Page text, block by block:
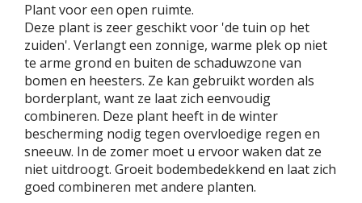
Plant voor een open ruimte.
Deze plant is zeer geschikt voor 'de tuin op het
zuiden'. Verlangt een zonnige, warme plek op niet
te arme grond en buiten de schaduwzone van
bomen en heesters. Ze kan gebruikt worden als
borderplant, want ze laat zich eenvoudig
combineren. Deze plant heeft in de winter
bescherming nodig tegen overvloedige regen en
sneeuw. In de zomer moet u ervoor waken dat ze
niet uitdroogt. Groeit bodembedekkend en laat zich
goed combineren met andere planten.